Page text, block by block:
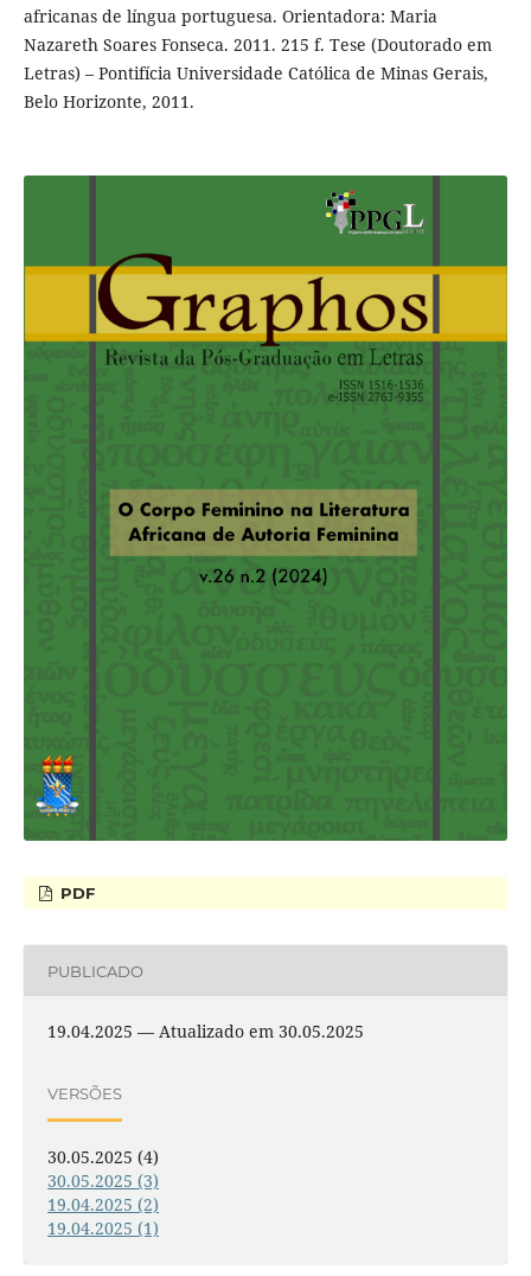
africanas de língua portuguesa. Orientadora: Maria
Nazareth Soares Fonseca. 2011. 215 f. Tese (Doutorado em
Letras) – Pontifícia Universidade Católica de Minas Gerais,
Belo Horizonte, 2011.
PDF
PUBLICADO
19.04.2025 — Atualizado em 30.05.2025
VERSÕES
30.05.2025 (4)
30.05.2025 (3)
19.04.2025 (2)
19.04.2025 (1)